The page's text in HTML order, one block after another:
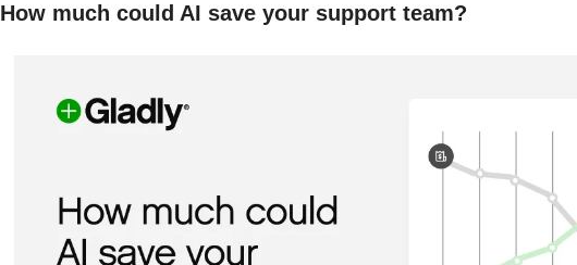
How much could AI save your support team?